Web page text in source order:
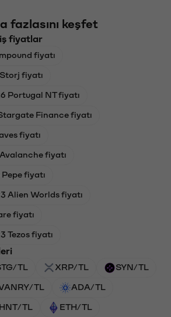
fazlasını keşfet
fiyatlar
fiyatı
fiyatı
Portugal NT fiyatı
Finance fiyatı
fiyatı
fiyatı
fiyatı
Alien Worlds fiyatı
fiyatı
Tezos fiyatı
TL XRP/TL SYN/TL
TL ADA/TL
HNT/TL ETH/TL